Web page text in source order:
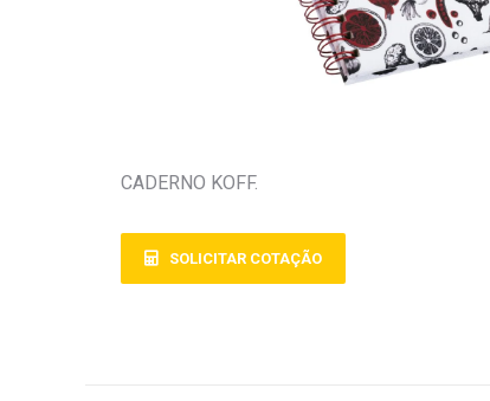
CADERNO KOFF.
SOLICITAR COTAÇÃO